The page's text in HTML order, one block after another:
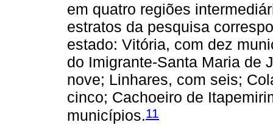
em quatro regiões
estratos da pesquisa
estado: Vitória, com dez
do Imigrante-Santa Maria de
nove; Linhares, com seis;
cinco; Cachoeiro de
municípios.11